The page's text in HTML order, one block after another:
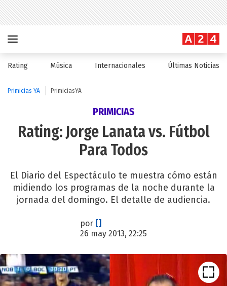
Rating Música Internacionales Últimas Noticias
Primicias YA PrimiciasYA
PRIMICIAS
Rating: Jorge Lanata vs. Fútbol
Para Todos
El Diario del Espectáculo te muestra cómo están
midiendo los programas de la noche durante la
jornada del domingo. El detalle de audiencia.
por []
26 may 2013, 22:25